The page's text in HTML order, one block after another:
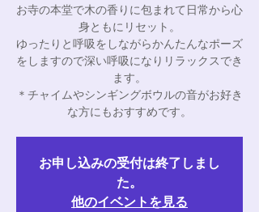
お寺の本堂で木の香りに包まれて日常から心
身ともにリセット。
ゆったりと呼吸をしながらかんたんなポーズ
をしますので深い呼吸になりリラックスでき
ます。
＊チャイムやシンギングボウルの音がお好き
な方にもおすすめです。
お申し込みの受付は終了しまし
た。
他のイベントを見る